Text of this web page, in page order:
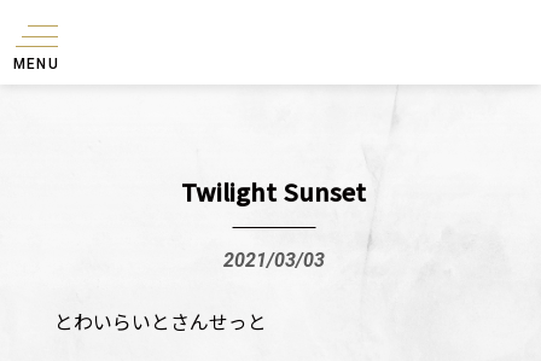
MENU
Twilight Sunset
2021/03/03
とわいらいとさんせっと